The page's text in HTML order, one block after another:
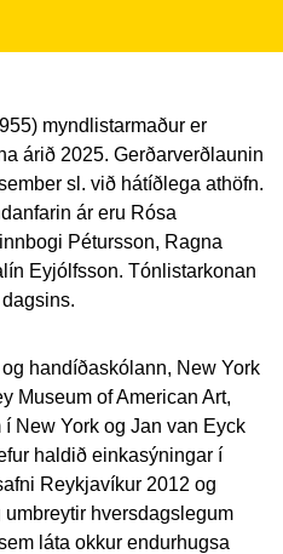
myndlistarmaður er
árið 2025. Gerðarverðlaunin
sl. við hátíðlega athöfn.
ár eru Rósa
Pétursson, Ragna
Eyjólfsson. Tónlistarkonan
handíðaskólann, New York
Museum of American Art,
New York og Jan van Eyck
haldið einkasýningar í
Reykjavíkur 2012 og
hversdagslegum
láta okkur endurhugsa